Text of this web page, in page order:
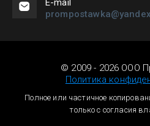
© 2009 - 2026 ООО
Политика
Полное или частичное
только с согласия